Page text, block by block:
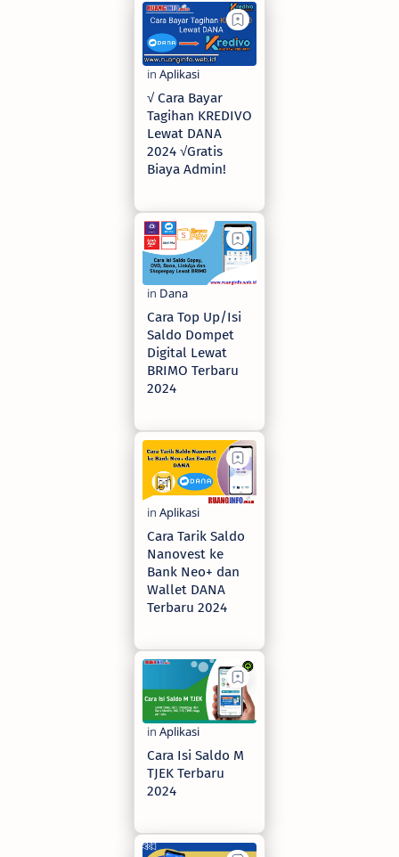
√ Cara Bayar
Tagihan KREDIVO
Lewat DANA
2024 √Gratis
Biaya Admin!
Cara Top Up/Isi
Saldo Dompet
Digital Lewat
BRIMO Terbaru
2024
Cara Tarik Saldo
Nanovest ke
Bank Neo+ dan
Wallet DANA
Terbaru 2024
Cara Isi Saldo M
TJEK Terbaru
2024